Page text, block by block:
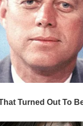
los 6 meses de
INTIMOS
Andrea del Boca,
animé a salir de
confort"
Nació Vito, el hijo
Ludueña y Jorge